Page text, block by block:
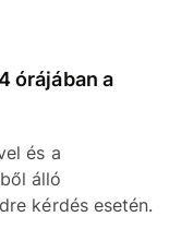
órájában a
és a
álló
kérdés esetén.